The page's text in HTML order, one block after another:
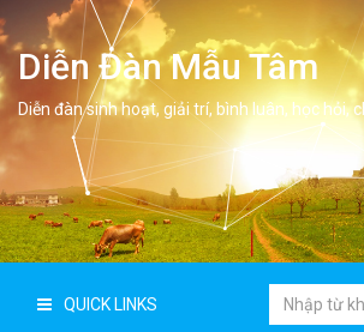
Diễn Đàn Mẫu Tâm
Diễn đàn sinh hoạt, giải trí, bình luân, học hỏi,
QUICK LINKS